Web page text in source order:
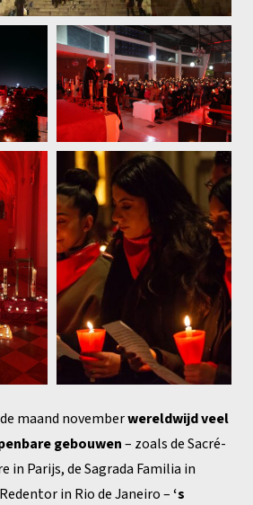
maand novemberwereldwijd veel
gebouwen– zoals de Sacré-
Parijs, de Sagrada Familia in
in Rio de Janeiro –‘s